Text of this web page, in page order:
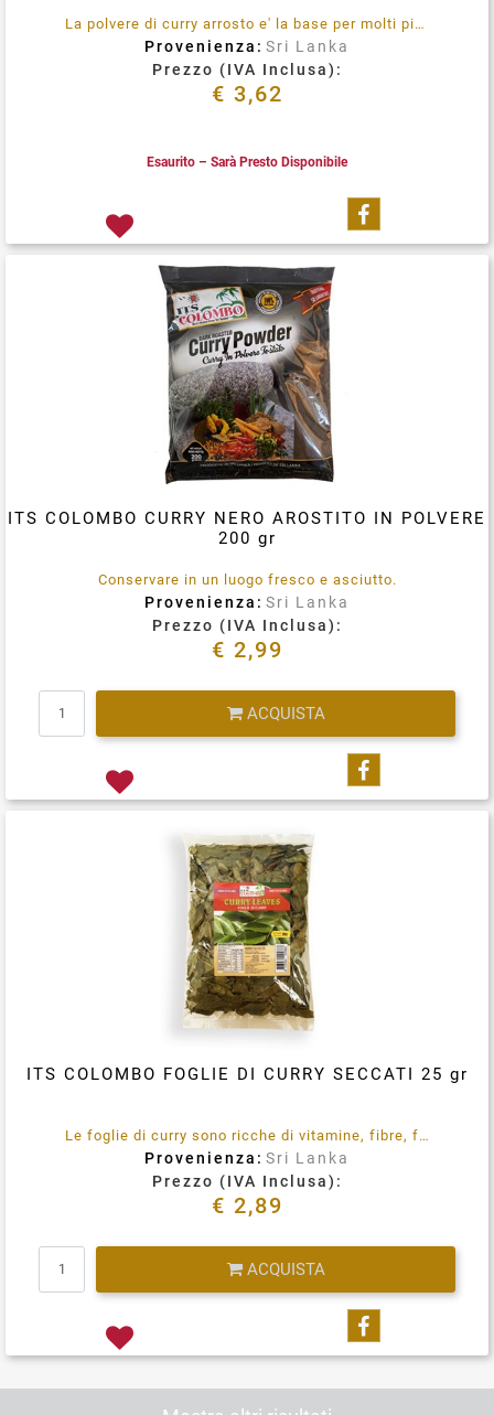
La polvere di curry arrosto e' la base per molti piatti deliziosi in India e Srilanka, sapori profondamente aromatici
Provenienza: Sri Lanka
Prezzo (IVA Inclusa):
€ 3,62
Esaurito – Sarà Presto Disponibile
Condividi su
ITS COLOMBO CURRY NERO AROSTITO IN POLVERE
200 gr
Conservare in un luogo fresco e asciutto.
Provenienza: Sri Lanka
Prezzo (IVA Inclusa):
€ 2,99
ACQUISTA
Condividi su
ITS COLOMBO FOGLIE DI CURRY SECCATI 25 gr
Le foglie di curry sono ricche di vitamine, fibre, fosforo, calcio, ferro e ottimo per combattere le infezioni.
Provenienza: Sri Lanka
Prezzo (IVA Inclusa):
€ 2,89
ACQUISTA
Condividi su